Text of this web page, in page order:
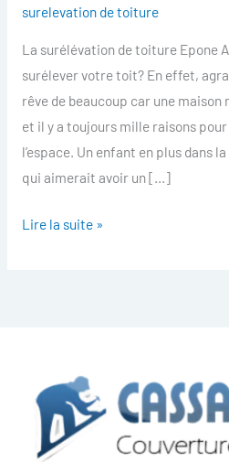
surelevation de toiture
La surélévation de toiture Epone
surélever votre toit? En effet,
rêve de beaucoup car une maison
et il y a toujours mille raisons
l’espace. Un enfant en plus dans
qui aimerait avoir un […]
Epone
Lire la suite »